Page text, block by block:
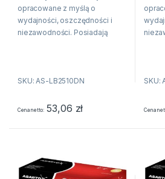
opracowane z myślą o
wydajności, oszczędności i
niezawodności. Posiadają
producenta drukarki. Oznacza
pozwalają na...
SKU: AS-LB2510DN
Cena netto 53,06 zł
SKU:
Cena